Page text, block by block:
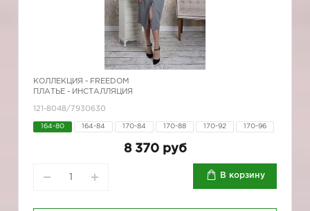
КОЛЛЕКЦИЯ - FREEDOM
ПЛАТЬЕ - ИНСТАЛЛЯЦИЯ
121-8048/7930630
164-80 164-84 170-84 170-88 170-92 170-96
8 370 руб
В корзину